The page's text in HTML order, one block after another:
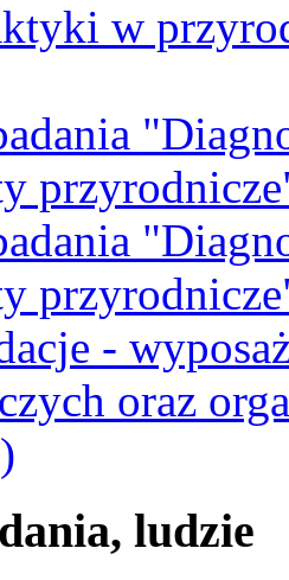
w
-
oraz
ludzie